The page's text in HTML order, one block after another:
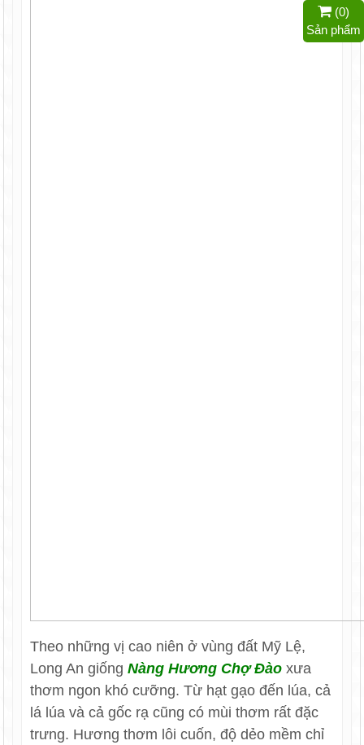
Theo những vị cao niên ở vùng đất Mỹ Lệ,
Long An giốngNàng Hương Chợ Đào xưa
thơm ngon khó cưỡng. Từ hạt gạo đến lúa, cả
lá lúa và cả gốc rạ cũng có mùi thơm rất đặc
trưng. Hương thơm lôi cuốn, độ dẻo mềm chỉ
(0)
Sản phẩm